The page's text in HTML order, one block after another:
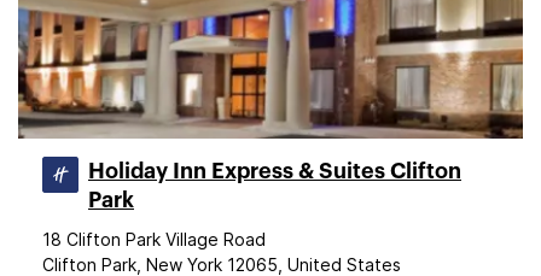
Holiday Inn Express & Suites Clifton
Park
18 Clifton Park Village Road
Clifton Park, New York 12065, United States